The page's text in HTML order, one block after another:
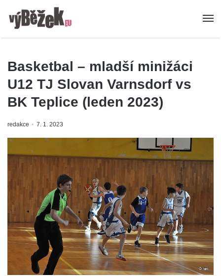
Basketbal – mladší minižáci
U12 TJ Slovan Varnsdorf vs
BK Teplice (leden 2023)
redakce 7. 1. 2023